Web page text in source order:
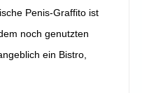
Penis-Graffito ist
noch genutzten
ein Bistro,